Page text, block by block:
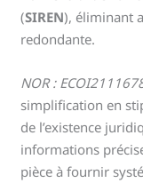
(SIREN), éliminant
redondante.
NOR :
simplification en
de l’existence
informations
pièce à fournir